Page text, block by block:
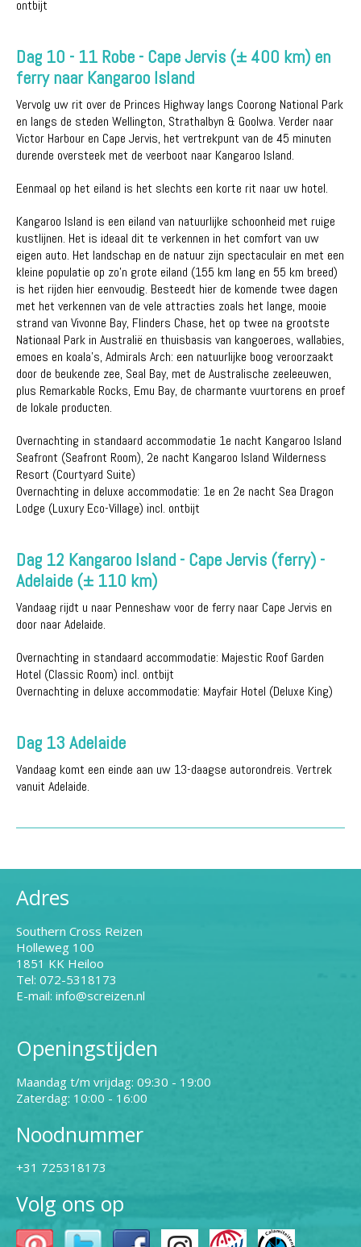
ontbijt
Dag 10 - 11 Robe - Cape Jervis (± 400 km) en
ferry naar Kangaroo Island
Vervolg uw rit over de Princes Highway langs Coorong National Park
en langs de steden Wellington, Strathalbyn & Goolwa. Verder naar
Victor Harbour en Cape Jervis, het vertrekpunt van de 45 minuten
durende oversteek met de veerboot naar Kangaroo Island.
Eenmaal op het eiland is het slechts een korte rit naar uw hotel.
Kangaroo Island is een eiland van natuurlijke schoonheid met ruige
kustlijnen. Het is ideaal dit te verkennen in het comfort van uw
eigen auto. Het landschap en de natuur zijn spectaculair en met een
kleine populatie op zo'n grote eiland (155 km lang en 55 km breed)
is het rijden hier eenvoudig. Besteedt hier de komende twee dagen
met het verkennen van de vele attracties zoals het lange, mooie
strand van Vivonne Bay, Flinders Chase, het op twee na grootste
Nationaal Park in Australië en thuisbasis van kangoeroes, wallabies,
emoes en koala's, Admirals Arch: een natuurlijke boog veroorzaakt
door de beukende zee, Seal Bay, met de Australische zeeleeuwen,
plus Remarkable Rocks, Emu Bay, de charmante vuurtorens en proef
de lokale producten.
Overnachting in standaard accommodatie 1e nacht Kangaroo Island
Seafront (Seafront Room), 2e nacht Kangaroo Island Wilderness
Resort (Courtyard Suite)
Overnachting in deluxe accommodatie: 1e en 2e nacht Sea Dragon
Lodge (Luxury Eco-Village) incl. ontbijt
Dag 12 Kangaroo Island - Cape Jervis (ferry) -
Adelaide (± 110 km)
Vandaag rijdt u naar Penneshaw voor de ferry naar Cape Jervis en
door naar Adelaide.
Overnachting in standaard accommodatie: Majestic Roof Garden
Hotel (Classic Room) incl. ontbijt
Overnachting in deluxe accommodatie: Mayfair Hotel (Deluxe King)
Dag 13 Adelaide
Vandaag komt een einde aan uw 13-daagse autorondreis. Vertrek
vanuit Adelaide.
Adres
Southern Cross Reizen
Holleweg 100
1851 KK Heiloo
Tel: 072-5318173
E-mail: info@screizen.nl
Openingstijden
Maandag t/m vrijdag: 09:30 - 19:00
Zaterdag: 10:00 - 16:00
Noodnummer
+31 725318173
Volg ons op